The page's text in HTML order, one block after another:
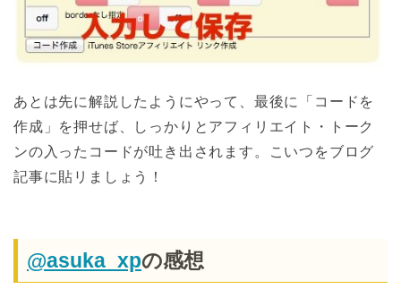
あとは先に解説したようにやって、最後に「コードを
作成」を押せば、しっかりとアフィリエイト・トーク
ンの入ったコードが吐き出されます。こいつをブログ
記事に貼リましょう！
@asuka_xpの感想